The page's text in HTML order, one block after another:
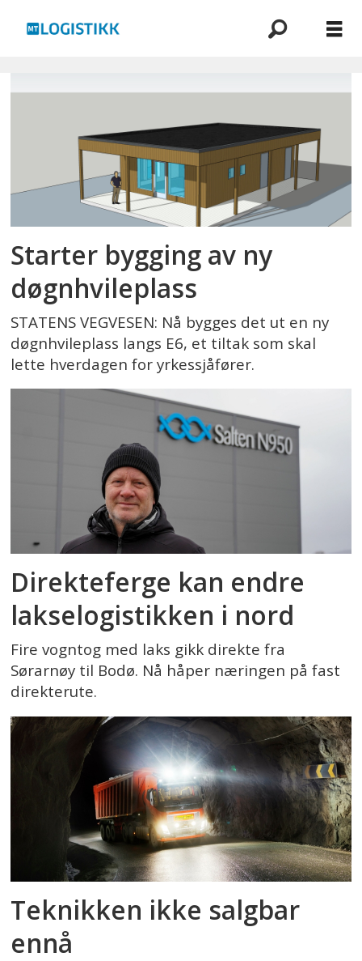
Emne:
nordland
Starter bygging av ny
døgnhvileplass
STATENS VEGVESEN: Nå bygges det ut en ny
døgnhvileplass langs E6, et tiltak som skal
lette hverdagen for yrkessjåfører.
Direkteferge kan endre
lakselogistikken i nord
Fire vogntog med laks gikk direkte fra
Sørarnøy til Bodø. Nå håper næringen på fast
direkterute.
Teknikken ikke salgbar
ennå